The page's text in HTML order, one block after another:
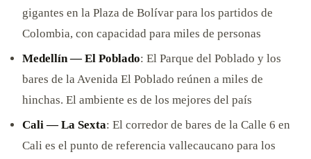
gigantes en la Plaza de Bolívar para los partidos de
Colombia, con capacidad para miles de personas
Medellín — El Poblado: El Parque del Poblado y los
bares de la Avenida El Poblado reúnen a miles de
hinchas. El ambiente es de los mejores del país
Cali — La Sexta: El corredor de bares de la Calle 6 en
Cali es el punto de referencia vallecaucano para los